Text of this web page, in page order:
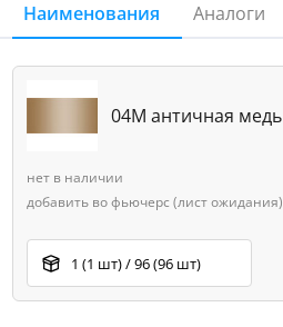
Наименования Аналоги
04М античная медь
нет в наличии
добавить во фьючерс (лист ожидания)
1 (1 шт) / 96 (96 шт)